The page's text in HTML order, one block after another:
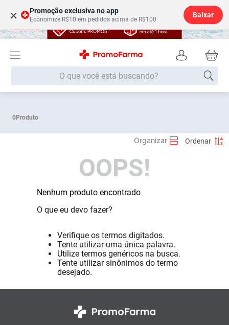
× Promoção exclusiva no app
Economize R$10 em pedidos acima de R$100
Baixar
O que você está buscando?
0Produto
OOPS!
Nenhum produto encontrado
O que eu devo fazer?
Verifique os termos digitados.
Tente utilizar uma única palavra.
Utilize termos genéricos na busca.
Tente utilizar sinônimos do termo
desejado.
Lenço Umedecido
Fralda G
Shampoo
Absorvente
Lavitan
Vitamina D